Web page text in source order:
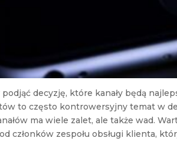
decyzję, które kanały będą
to często kontrowersyjny temat w
ma wiele zalet, ale także wad.
od członków zespołu obsługi klienta,